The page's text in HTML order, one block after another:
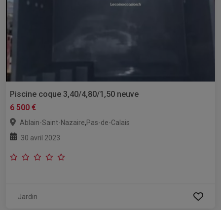
Piscine coque 3,40/4,80/1,50 neuve
6 500 €
Ablain-Saint-Nazaire,Pas-de-Calais
30 avril 2023
Jardin